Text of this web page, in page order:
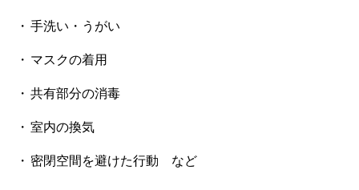
手洗い・うがい
マスクの着用
共有部分の消毒
室内の換気
密閉空間を避けた行動 など